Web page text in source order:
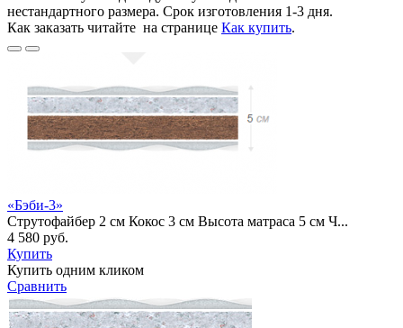
нестандартного размера. Срок изготовления 1-3 дня.
Как заказать читайте на странице Как купить.
«Бэби-3»
Струтофайбер 2 см Кокос 3 см Высота матраса 5 см Ч...
4 580 руб.
Купить
Купить одним кликом
Сравнить